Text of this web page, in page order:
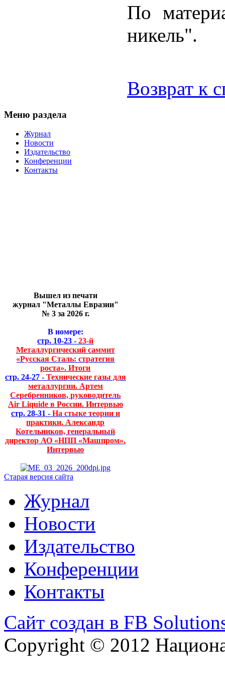
По
никель".
Возврат к
Меню раздела
Журнал
Новости
Издательство
Конференции
Контакты
Вышел из печати
журнал "Металлы Евразии"
№ 3 за 2026 г.
В номере:
стр. 10-23 - 23-й
Металлургический саммит
«Русская Сталь: стратегия
роста». Итоги
стр. 24-27 - Технические газы для
металлургии. Артем
Серебренников, руководитель
Air Liquide в России. Интервью
стр. 28-31 - На стыке теории и
практики. Александр
Котельников, генеральный
директор АО «НПП «Машпром».
Интервью
Старая версия сайта
Журнал
Новости
Издательство
Конференции
Контакты
Сайт создан в FB
Copyright © 2012